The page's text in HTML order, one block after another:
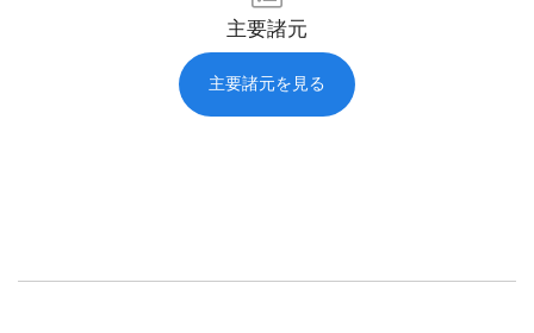
主要諸元
主要諸元を見る